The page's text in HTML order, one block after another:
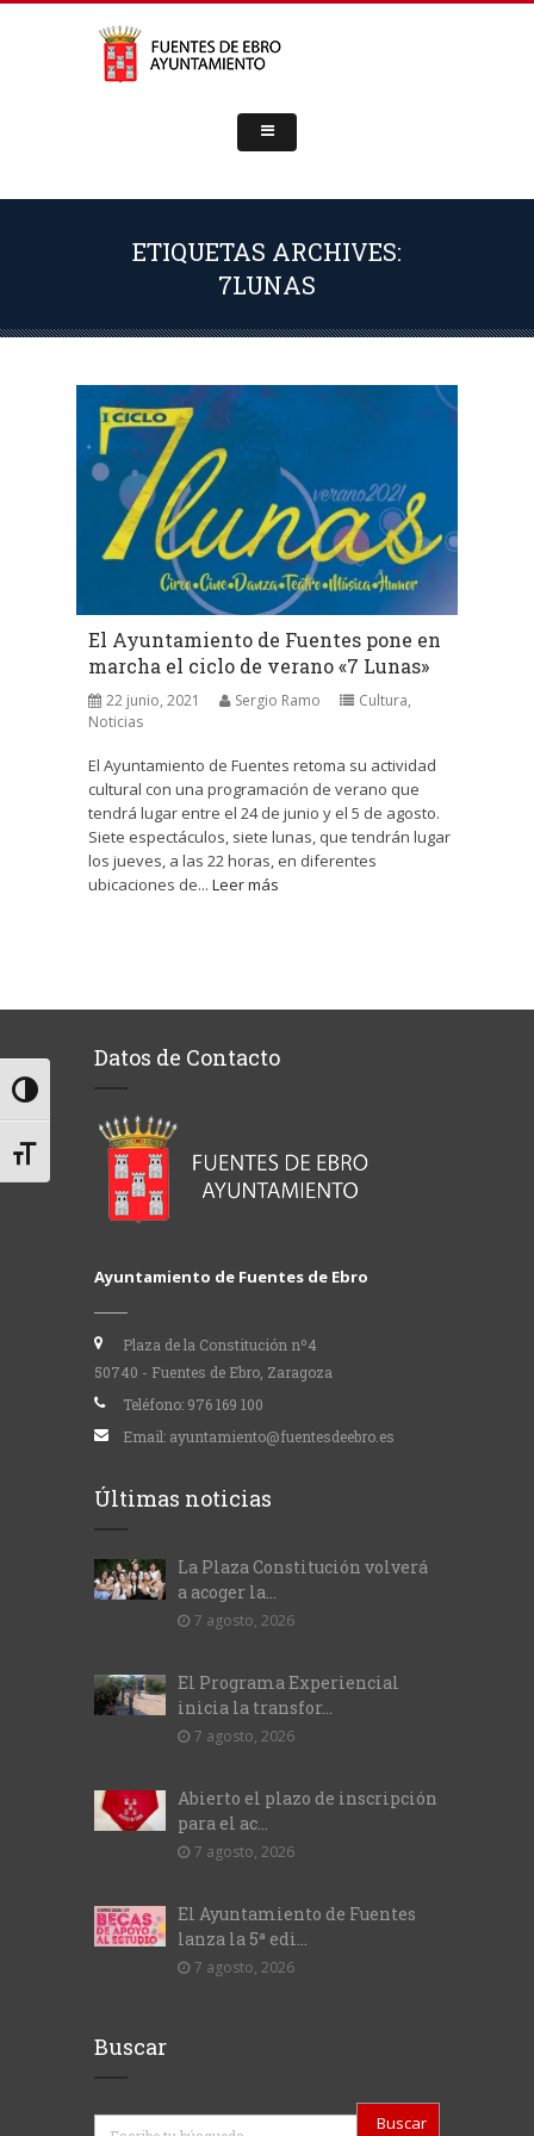
Alternar alto contraste
Alternar tamaño de letra
ETIQUETAS ARCHIVES:
7LUNAS
El Ayuntamiento de Fuentes pone en
marcha el ciclo de verano «7 Lunas»
22 junio, 2021 Sergio Ramo Cultura,
Noticias
El Ayuntamiento de Fuentes retoma su actividad
cultural con una programación de verano que
tendrá lugar entre el 24 de junio y el 5 de agosto.
Siete espectáculos, siete lunas, que tendrán lugar
los jueves, a las 22 horas, en diferentes
ubicaciones de... Leer más
Datos de Contacto
Ayuntamiento de Fuentes de Ebro
Plaza de la Constitución nº4
50740 - Fuentes de Ebro, Zaragoza
Teléfono: 976 169 100
Email: ayuntamiento@fuentesdeebro.es
Últimas noticias
La Plaza Constitución volverá
a acoger la...
7 agosto, 2026
El Programa Experiencial
inicia la transfor...
7 agosto, 2026
Abierto el plazo de inscripción
para el ac...
7 agosto, 2026
El Ayuntamiento de Fuentes
lanza la 5ª edi...
7 agosto, 2026
Buscar
Buscar